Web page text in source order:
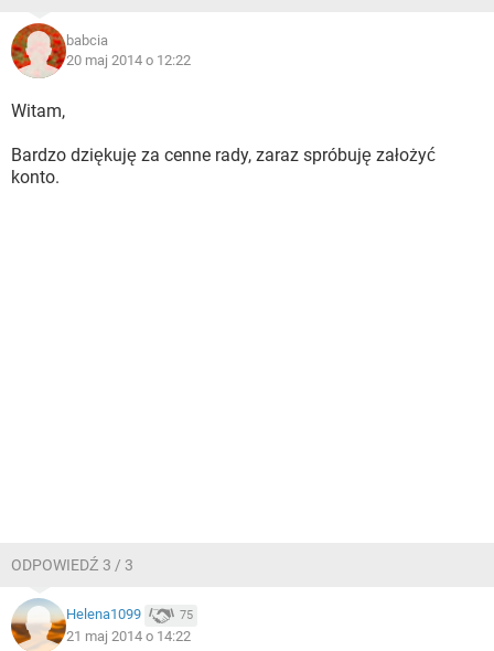
babcia
20 maj 2014 o 12:22
Witam,
Bardzo dziękuję za cenne rady, zaraz spróbuję założyć
konto.
ODPOWIEDŹ 3 / 3
Helena1099 75
21 maj 2014 o 14:22